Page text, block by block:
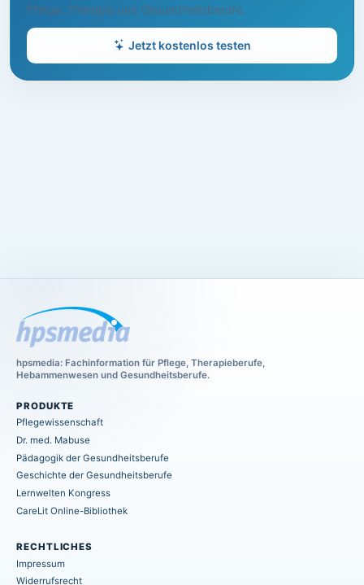
Pflege, Therapie und Gesundheitsberufe.
Jetzt kostenlos testen
hpsmedia: Fachinformation für Pflege, Therapieberufe,
Hebammenwesen und Gesundheitsberufe.
PRODUKTE
Pflegewissenschaft
Dr. med. Mabuse
Pädagogik der Gesundheitsberufe
Geschichte der Gesundheitsberufe
Lernwelten Kongress
CareLit Online-Bibliothek
RECHTLICHES
Impressum
Widerrufsrecht